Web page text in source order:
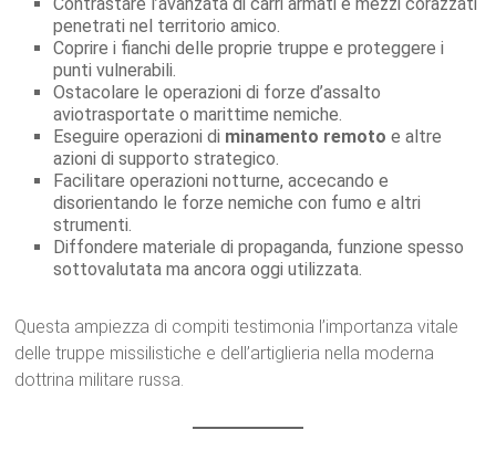
penetrati nel territorio amico.
Coprire i fianchi delle proprie truppe e proteggere i
punti vulnerabili.
Ostacolare le operazioni di forze d’assalto
aviotrasportate o marittime nemiche.
Eseguire operazioni di minamento remoto e altre
azioni di supporto strategico.
Facilitare operazioni notturne, accecando e
disorientando le forze nemiche con fumo e altri
strumenti.
Diffondere materiale di propaganda, funzione spesso
sottovalutata ma ancora oggi utilizzata.
Questa ampiezza di compiti testimonia l’importanza vitale
delle truppe missilistiche e dell’artiglieria nella moderna
dottrina militare russa.